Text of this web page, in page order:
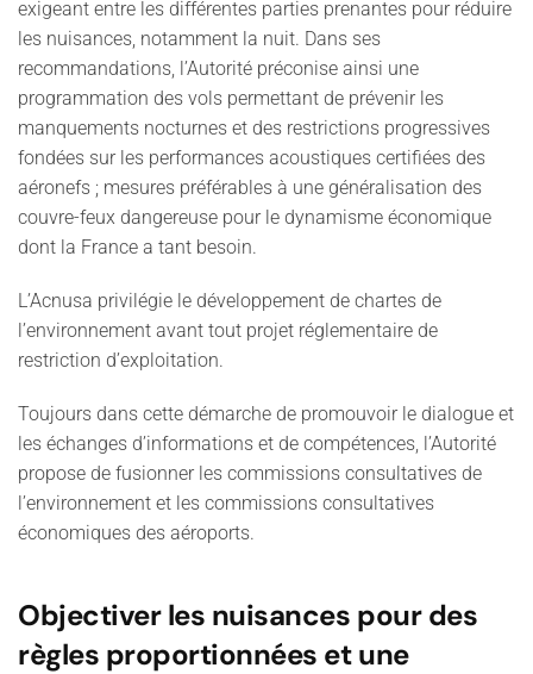
exigeant entre les différentes parties prenantes pour réduire
les nuisances, notamment la nuit. Dans ses
recommandations, l’Autorité préconise ainsi une
programmation des vols permettant de prévenir les
manquements nocturnes et des restrictions progressives
fondées sur les performances acoustiques certifiées des
aéronefs ; mesures préférables à une généralisation des
couvre-feux dangereuse pour le dynamisme économique
dont la France a tant besoin.
L’Acnusa privilégie le développement de chartes de
l’environnement avant tout projet réglementaire de
restriction d’exploitation.
Toujours dans cette démarche de promouvoir le dialogue et
les échanges d’informations et de compétences, l’Autorité
propose de fusionner les commissions consultatives de
l’environnement et les commissions consultatives
économiques des aéroports.
Objectiver les nuisances pour des
règles proportionnées et une